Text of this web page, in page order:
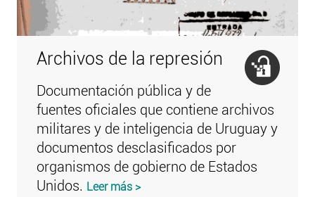
Archivos de la represión
Documentación pública y de
fuentes oficiales que contiene archivos
militares y de inteligencia de Uruguay y
documentos desclasificados por
organismos de gobierno de Estados
Unidos. Leer más >